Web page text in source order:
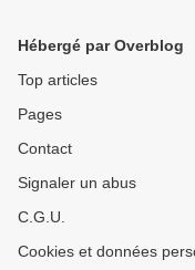
Hébergé par Overblog
Top articles
Pages
Contact
Signaler un abus
C.G.U.
Cookies et données